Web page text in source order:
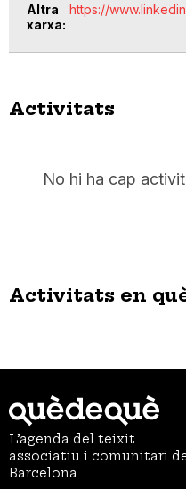
Altra
xarxa
https://
Activitats
No hi ha cap
Activitats en què
L’agenda del teixit
associatiu i comunitari
Barcelona